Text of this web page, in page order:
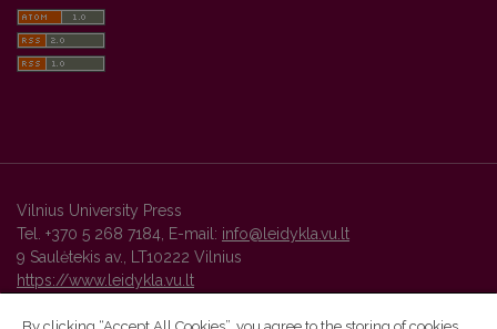
Vilnius University Press
Tel. +370 5 268 7184, E-mail: info@leidykla.vu.lt
9 Saulėtekis av., LT10222 Vilnius
https://www.leidykla.vu.lt